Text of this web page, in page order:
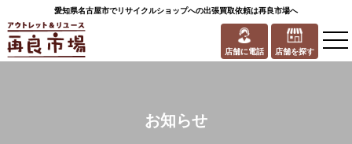
愛知県名古屋市でリサイクルショップへの出張買取依頼は再良市場へ
店舗に電話 店舗を探す
お知らせ